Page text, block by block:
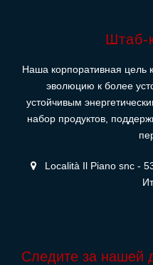
Штаб-
Наша корпоративная цель
эволюцию к более
устойчивым
набор продуктов,
Località Il Piano snc -
Следите за нашей